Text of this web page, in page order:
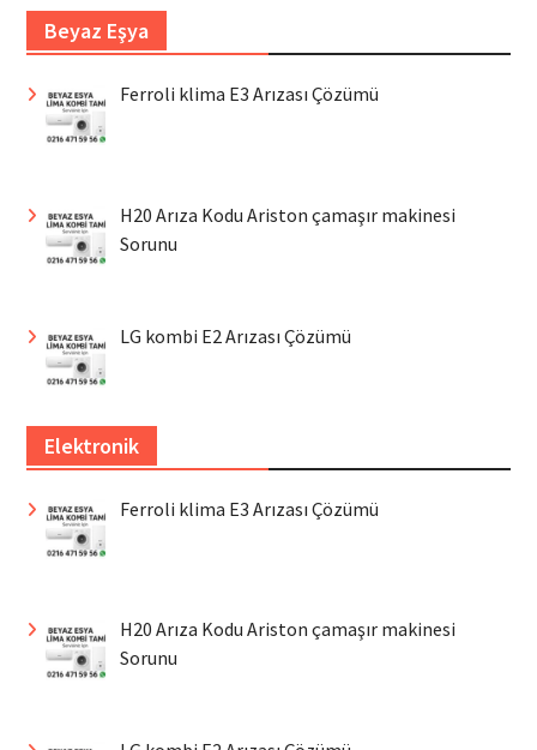
Beyaz Eşya
Ferroli klima E3 Arızası Çözümü
H20 Arıza Kodu Ariston çamaşır makinesi
Sorunu
LG kombi E2 Arızası Çözümü
Elektronik
Ferroli klima E3 Arızası Çözümü
H20 Arıza Kodu Ariston çamaşır makinesi
Sorunu